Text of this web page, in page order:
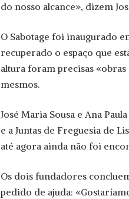
do nosso alcance», dizem
O Sabotage foi inaugurado
recuperado o espaço que
altura foram precisas
mesmos.
José Maria Sousa e Ana
e a Juntas de Freguesia de
até agora ainda não foi
Os dois fundadores
pedido de ajuda: